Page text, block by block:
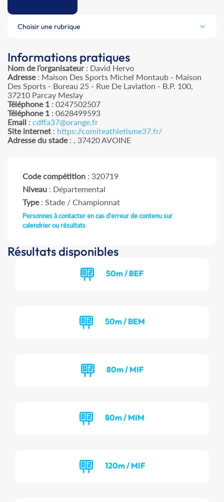
Choisir une rubrique
Informations pratiques
Nom de l’organisateur: David Hervo
Adresse: Maison Des Sports Michel Montaub - Maison
Des Sports - Bureau 25 - Rue De Laviation - B.P. 100,
37210 Parcay Meslay
Téléphone 1 : 0247502507
Téléphone 1 : 0628499593
Email : cdffa37@orange.fr
Site internet : https://comiteathletisme37.fr/
Adresse du stade: , 37420 AVOINE
Code compétition : 320719
Niveau : Départemental
Type: Stade / Championnat
Personnes à contacter en cas d'erreur de contenu sur
calendrier ou résultats
Résultats disponibles
50m / BEF
50m / BEM
80m / MIF
80m / MIM
120m / MIF